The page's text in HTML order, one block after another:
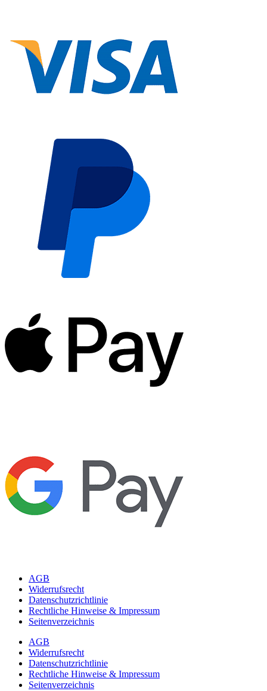
AGB
Widerrufsrecht
Datenschutzrichtlinie
Rechtliche Hinweise & Impressum
Seitenverzeichnis
AGB
Widerrufsrecht
Datenschutzrichtlinie
Rechtliche Hinweise & Impressum
Seitenverzeichnis